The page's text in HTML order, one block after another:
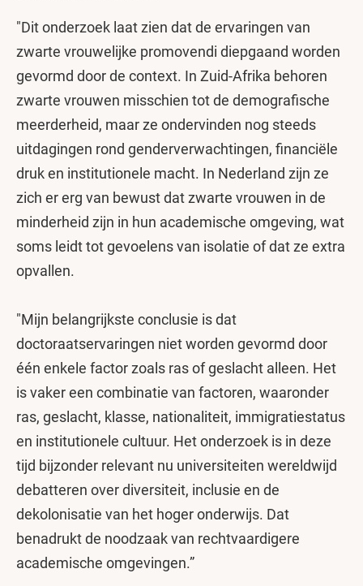
"Dit onderzoek laat zien dat de ervaringen van
zwarte vrouwelijke promovendi diepgaand worden
gevormd door de context. In Zuid-Afrika behoren
zwarte vrouwen misschien tot de demografische
meerderheid, maar ze ondervinden nog steeds
uitdagingen rond genderverwachtingen, financiële
druk en institutionele macht. In Nederland zijn ze
zich er erg van bewust dat zwarte vrouwen in de
minderheid zijn in hun academische omgeving, wat
soms leidt tot gevoelens van isolatie of dat ze extra
opvallen.
"Mijn belangrijkste conclusie is dat
doctoraatservaringen niet worden gevormd door
één enkele factor zoals ras of geslacht alleen. Het
is vaker een combinatie van factoren, waaronder
ras, geslacht, klasse, nationaliteit, immigratiestatus
en institutionele cultuur. Het onderzoek is in deze
tijd bijzonder relevant nu universiteiten wereldwijd
debatteren over diversiteit, inclusie en de
dekolonisatie van het hoger onderwijs. Dat
benadrukt de noodzaak van rechtvaardigere
academische omgevingen.”